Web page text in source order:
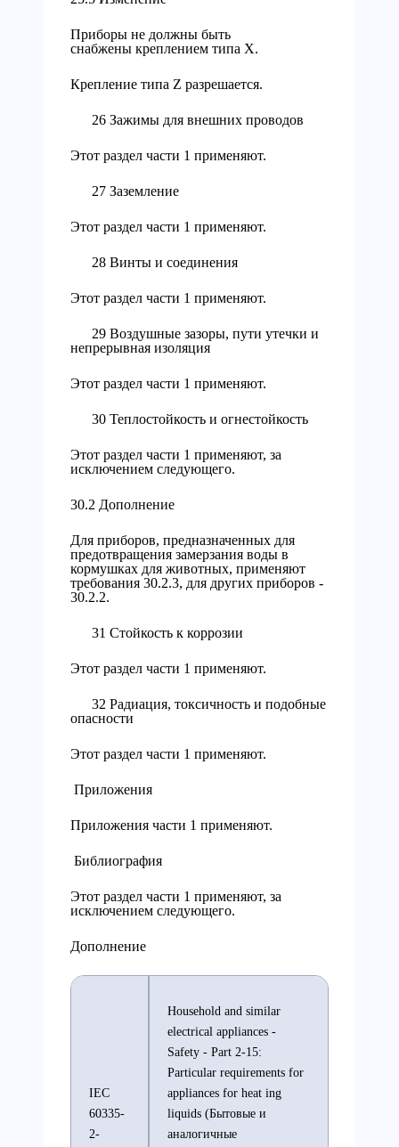
Приборы не должны быть
снабжены креплением типа X.
Крепление типа Z разрешается.
26 Зажимы для внешних проводов
Этот раздел части 1 применяют.
27 Заземление
Этот раздел части 1 применяют.
28 Винты и соединения
Этот раздел части 1 применяют.
29 Воздушные зазоры, пути утечки и
непрерывная изоляция
Этот раздел части 1 применяют.
30 Теплостойкость и огнестойкость
Этот раздел части 1 применяют, за
исключением следующего.
30.2 Дополнение
Для приборов, предназначенных для
предотвращения замерзания воды в
кормушках для животных, применяют
требования 30.2.3, для других приборов -
30.2.2.
31 Стойкость к коррозии
Этот раздел части 1 применяют.
32 Радиация, токсичность и подобные
опасности
Этот раздел части 1 применяют.
Приложения
Приложения части 1 применяют.
Библиография
Этот раздел части 1 применяют, за
исключением следующего.
Дополнение
IEC
60335-
2-
Household and similar
electrical appliances -
Safety - Part 2-15:
Particular requirements for
appliances for heat ing
liquids (Бытовые и
аналогичные